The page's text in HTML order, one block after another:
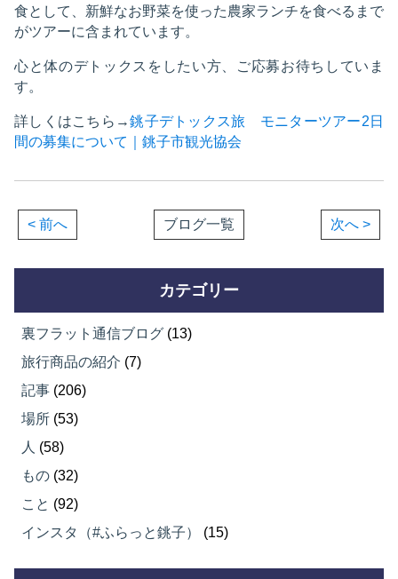
食として、新鮮なお野菜を使った農家ランチを食べるまで
がツアーに含まれています。
心と体のデトックスをしたい方、ご応募お待ちしていま
す。
詳しくはこちら→銚子デトックス旅 モニターツアー2日
間の募集について｜銚子市観光協会
< 前へ ブログ一覧 次へ >
カテゴリー
裏フラット通信ブログ (13)
旅行商品の紹介 (7)
記事 (206)
場所 (53)
人 (58)
もの (32)
こと (92)
インスタ（#ふらっと銚子）
(15)